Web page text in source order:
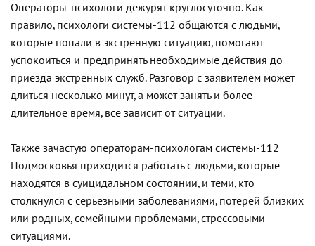
Операторы-психологи дежурят круглосуточно. Как
правило, психологи системы-112 общаются с людьми,
которые попали в экстренную ситуацию, помогают
успокоиться и предпринять необходимые действия до
приезда экстренных служб. Разговор с заявителем может
длиться несколько минут, а может занять и более
длительное время, все зависит от ситуации.
Также зачастую операторам-психологам системы-112
Подмосковья приходится работать с людьми, которые
находятся в суицидальном состоянии, и теми, кто
столкнулся с серьезными заболеваниями, потерей близких
или родных, семейными проблемами, стрессовыми
ситуациями.